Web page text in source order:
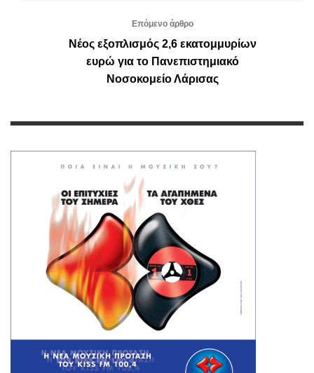
Επόμενο άρθρο
Νέος εξοπλισμός 2,6 εκατομμυρίων
ευρώ για το Πανεπιστημιακό
Νοσοκομείο Λάρισας